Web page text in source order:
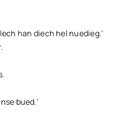
han diech hel nuedieg.'
bued.'